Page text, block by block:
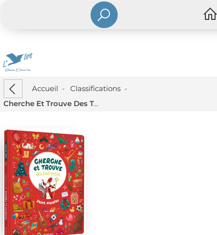
Accueil - Classifications-
Cherche Et Trouve Des Tout-petits : Saint Nicolas